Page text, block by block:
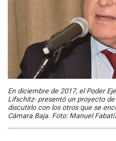
En diciembre de 2017, el Poder
Lifschitz- presentó un proyecto
discutirlo con los otros que se
Cámara Baja. Foto: Manuel